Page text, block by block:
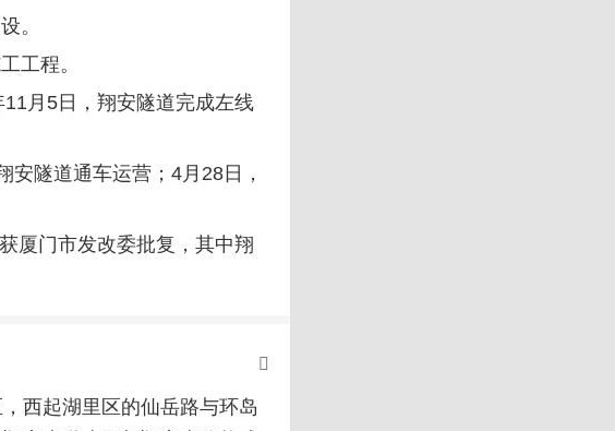
。
工程。
月5日，翔安隧道完成左线
隧道通车运营；4月28日，
厦门市发改委批复，其中翔
西起湖里区的仙岳路与环岛